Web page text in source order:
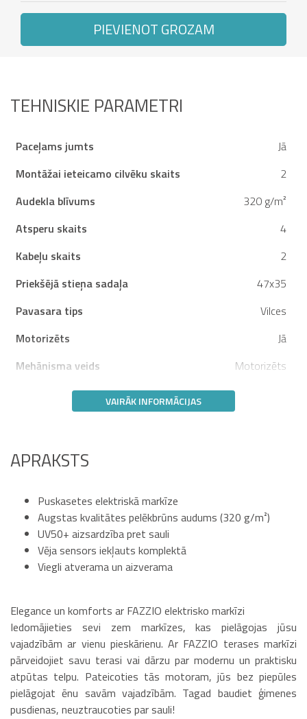
PIEVIENOT GROZAM
TEHNISKIE PARAMETRI
Paceļams jumts
Jā
Montāžai ieteicamo cilvēku skaits
2
Audekla blīvums
320 g/m²
Atsperu skaits
4
Kabeļu skaits
2
Priekšējā stieņa sadaļa
47x35
Pavasara tips
Vilces
Motorizēts
Jā
Mehānisma veids
Motorizēts
VAIRĀK INFORMĀCIJAS
APRAKSTS
Puskasetes elektriskā markīze
Augstas kvalitātes pelēkbrūns audums (320 g/m²)
UV50+ aizsardzība pret sauli
Vēja sensors iekļauts komplektā
Viegli atverama un aizverama
Elegance un komforts ar FAZZIO elektrisko markīzi
Iedomājieties sevi zem markīzes, kas pielāgojas jūsu
vajadzībām ar vienu pieskārienu. Ar FAZZIO terases markīzi
pārveidojiet savu terasi vai dārzu par modernu un praktisku
atpūtas telpu. Pateicoties tās motoram, jūs bez piepūles
pielāgojat ēnu savām vajadzībām. Tagad baudiet ģimenes
pusdienas, neuztraucoties par sauli!